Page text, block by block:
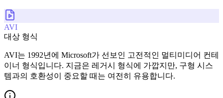
AVI
대상 형식
AVI는 1992년에 Microsoft가 선보인 고전적인 멀티미디어 컨테
이너 형식입니다. 지금은 레거시 형식에 가깝지만, 구형 시스
템과의 호환성이 중요할 때는 여전히 유용합니다.